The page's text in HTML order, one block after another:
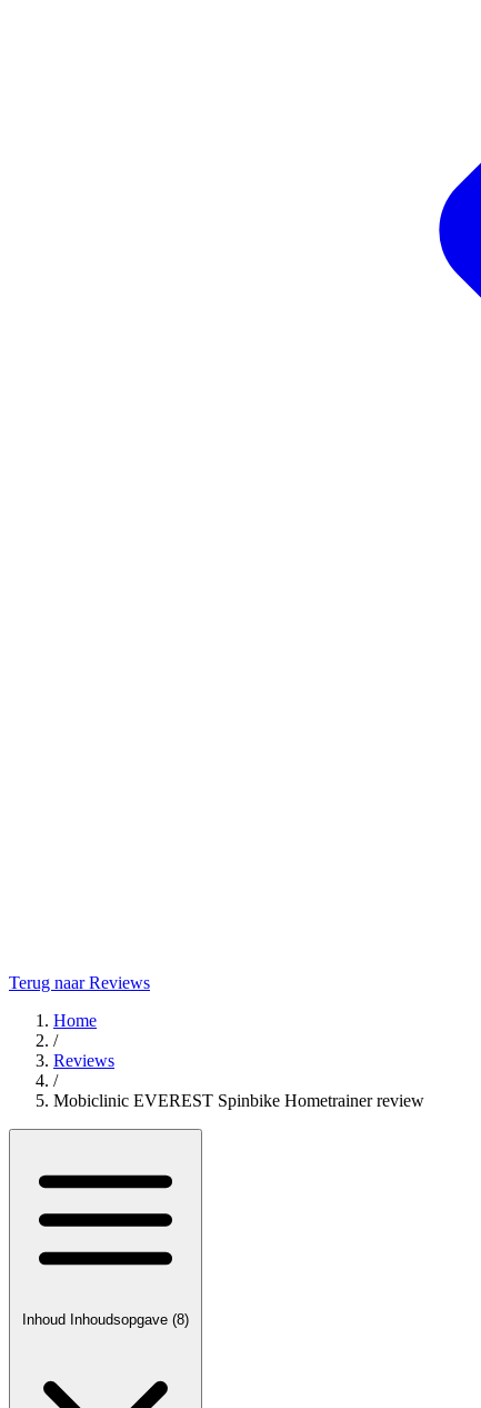
Terug naar Reviews
Home
/
Reviews
/
Mobiclinic EVEREST Spinbike Hometrainer review
Inhoud Inhoudsopgave (8)